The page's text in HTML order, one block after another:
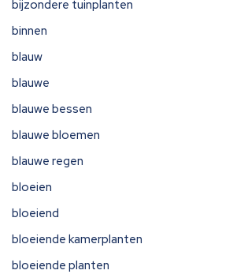
bijzondere tuinplanten
binnen
blauw
blauwe
blauwe bessen
blauwe bloemen
blauwe regen
bloeien
bloeiend
bloeiende kamerplanten
bloeiende planten